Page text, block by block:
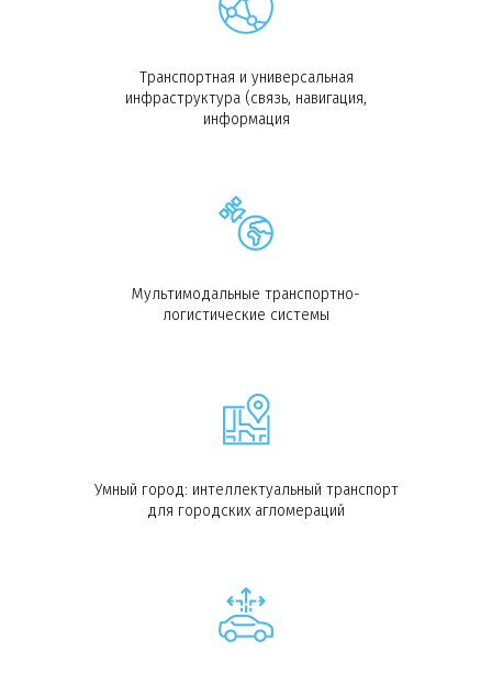
Транспортная и универсальная
инфраструктура (связь, навигация,
информация
Мультимодальные транспортно-
логистические системы
Умный город: интеллектуальный транспорт
для городских агломераций